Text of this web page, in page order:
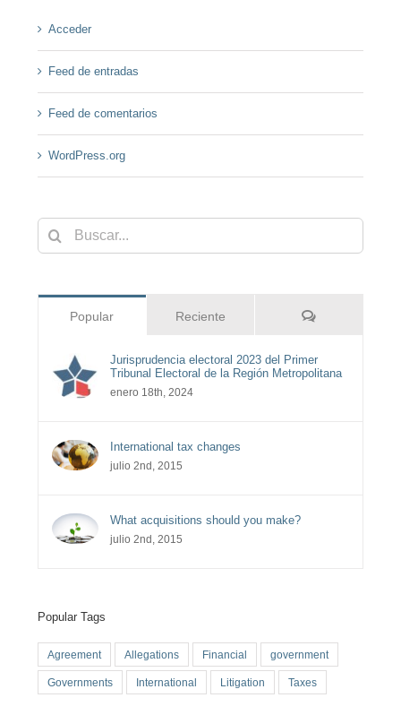
Acceder
Feed de entradas
Feed de comentarios
WordPress.org
Buscar:
Popular Reciente Comentarios
Jurisprudencia electoral 2023 del Primer
Tribunal Electoral de la Región Metropolitana
enero 18th, 2024
International tax changes
julio 2nd, 2015
What acquisitions should you make?
julio 2nd, 2015
Popular Tags
Agreement Allegations Financial government
Governments International Litigation Taxes